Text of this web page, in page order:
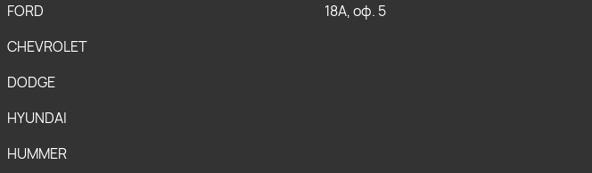
18А, оф. 5
FORD
CHEVROLET
DODGE
HYUNDAI
HUMMER